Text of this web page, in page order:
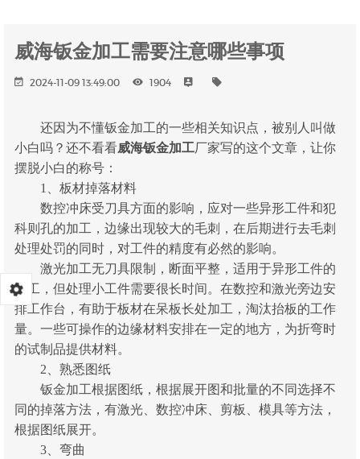
威海钣金加工需要注意哪些事项
2024-11-09 13:49:00 1904
还因为不懂钣金加工的一些相关知识点，被别人叫做
小白吗？还不看看威海钣金加工厂家写的这个文章，让你
摆脱小白的称号：
1、板材掉落材料
数控冲床受刀具方面的影响，应对一些异形工件和犯
科则孔的加工，边缘出现较大的毛刺，在后期进行去毛刺
处理处罚的同时，对工件的精度有必然的影响。
激光加工无刀具限制，断面平整，适用于异形工件的
加工，但处理小工件需要很长时间。在数控和激光旁边安
排工作台，有助于板材在呆板长处加工，淘汰抬板的工作
量。一些可操作的边缘材料安排在一定的地方，为折弯时
的试制品提供材料。
2、熟悉图纸
钣金加工根据图纸，根据展开图和批量的不同选择不
同的掉落方法，有激光、数控冲床、剪板、模具等方法，
根据图纸展开。
3、弯曲